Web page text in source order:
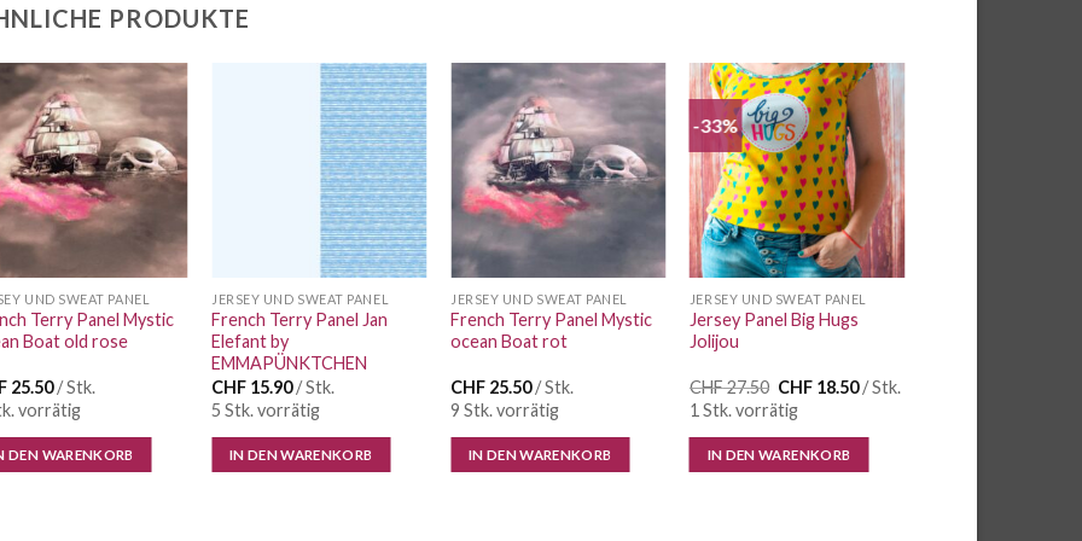
PRODUKTE
Auf die
Wunschliste
UND SWEAT PANEL
Terry Panel Mystic
Boat old rose
25.50/ Stk.
vorrätig
DEN WARENKORB
Auf die
Wunschliste
JERSEY UND SWEAT PANEL
French Terry Panel Jan
Elefant by
EMMAPÜNKTCHEN
CHF 15.90/ Stk.
5 Stk. vorrätig
IN DEN WARENKORB
Auf die
Wunschliste
JERSEY UND SWEAT PANEL
French Terry Panel Mystic
ocean Boat rot
CHF 25.50/ Stk.
9 Stk. vorrätig
IN DEN WARENKORB
-33%
Auf die
Wunschliste
JERSEY UND SWEAT PANEL
Jersey Panel Big Hugs
Jolijou
CHF27.50 Ursprünglicher
Preis
war:
CHF 27.50
CHF 18.50Aktueller
CHF 18.50.
/ Stk.
1 Stk. vorrätig
IN DEN WARENKORB